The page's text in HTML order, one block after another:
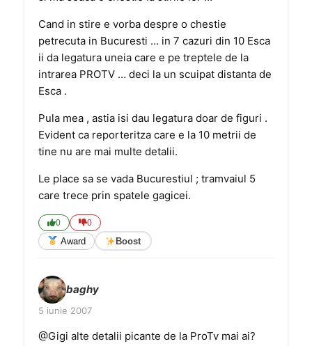
Cand in stire e vorba despre o chestie
petrecuta in Bucuresti … in 7 cazuri din 10 Esca
ii da legatura uneia care e pe treptele de la
intrarea PROTV … deci la un scuipat distanta de
Esca .
Pula mea , astia isi dau legatura doar de figuri .
Evident ca reporteritza care e la 10 metrii de
tine nu are mai multe detalii.
Le place sa se vada Bucurestiul ; tramvaiul 5
care trece prin spatele gagicei.
0 0
Award Boost
baghy
5 iunie 2007
@Gigi alte detalii picante de la ProTv mai ai?